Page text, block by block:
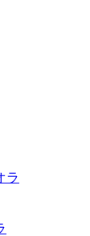
ラ